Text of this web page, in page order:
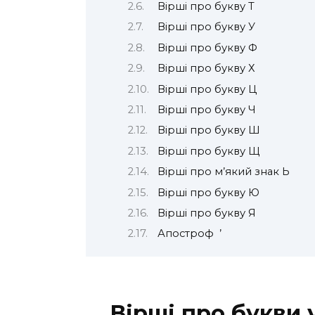
Вірші про букву Т
Вірші про букву У
Вірші про букву Ф
Вірші про букву Х
Вірші про букву Ц
Вірші про букву Ч
Вірші про букву Ш
Вірші про букву Щ
Вірші про м’який знак Ь
Вірші про букву Ю
Вірші про букву Я
Апостроф ’